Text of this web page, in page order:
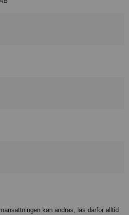
kan ändras, läs därför alltid